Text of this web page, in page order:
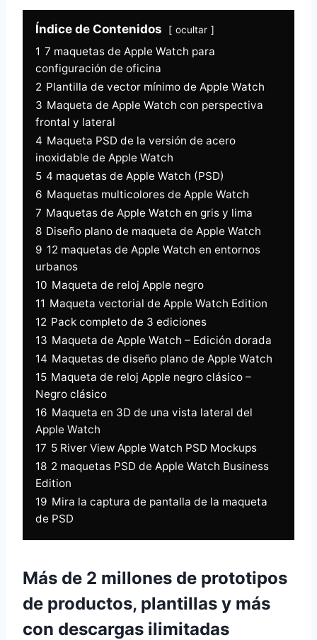
Índice de Contenidos ocultar
1 7 maquetas de Apple Watch para
configuración de oficina
2 Plantilla de vector mínimo de Apple Watch
3 Maqueta de Apple Watch con perspectiva
frontal y lateral
4 Maqueta PSD de la versión de acero
inoxidable de Apple Watch
5 4 maquetas de Apple Watch (PSD)
6 Maquetas multicolores de Apple Watch
7 Maquetas de Apple Watch en gris y lima
8 Diseño plano de maqueta de Apple Watch
9 12 maquetas de Apple Watch en entornos
urbanos
10 Maqueta de reloj Apple negro
11 Maqueta vectorial de Apple Watch Edition
12 Pack completo de 3 ediciones
13 Maqueta de Apple Watch – Edición dorada
14 Maquetas de diseño plano de Apple Watch
15 Maqueta de reloj Apple negro clásico –
Negro clásico
16 Maqueta en 3D de una vista lateral del
Apple Watch
17 5 River View Apple Watch PSD Mockups
18 2 maquetas PSD de Apple Watch Business
Edition
19 Mira la captura de pantalla de la maqueta
de PSD
Más de 2 millones de prototipos
de productos, plantillas y más
con descargas ilimitadas